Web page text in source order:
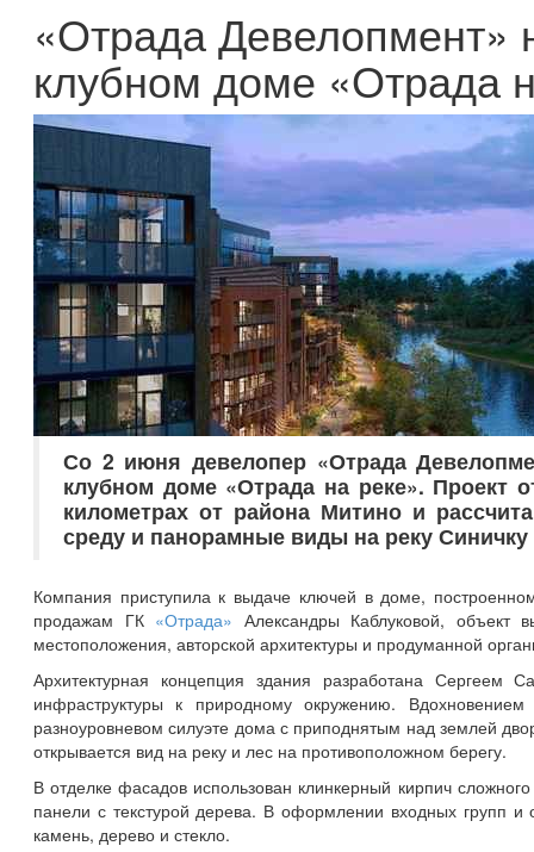
«Отрада Девелопмент»
клубном доме «Отрада
Со 2 июня девелопер «Отрада
клубном доме «Отрада на реке». Проект
километрах от района Митино и
среду и панорамные виды на реку
Компания приступила к выдаче ключей в доме,
продажам ГК «Отрада» Александры Каблуковой, объект
местоположения, авторской архитектуры и продуманной
Архитектурная концепция здания разработана Сергеем
инфраструктуры к природному окружению.
разноуровневом силуэте дома с приподнятым над землей
открывается вид на реку и лес на противоположном берегу.
В отделке фасадов использован клинкерный кирпич
панели с текстурой дерева. В оформлении входных групп
камень, дерево и стекло.